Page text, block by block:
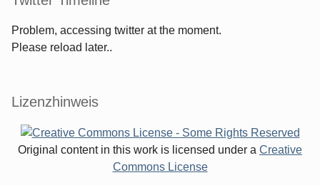
Problem, accessing twitter at the moment.
Please reload later..
Lizenzhinweis
Original content in this work is licensed under a Creative
Commons License